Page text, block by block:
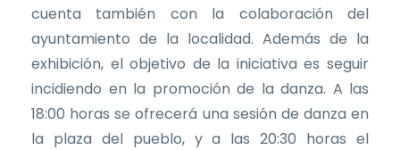
cuenta también con la colaboración del
ayuntamiento de la localidad. Además de la
exhibición, el objetivo de la iniciativa es seguir
incidiendo en la promoción de la danza. A las
18:00 horas se ofrecerá una sesión de danza en
la plaza del pueblo, y a las 20:30 horas el